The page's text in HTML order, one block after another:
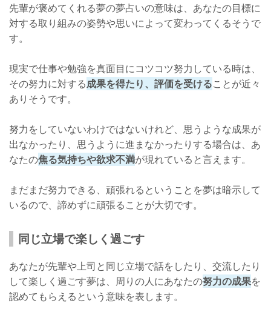
先輩が褒めてくれる夢の夢占いの意味は、あなたの目標に
対する取り組みの姿勢や思いによって変わってくるそうで
す。
現実で仕事や勉強を真面目にコツコツ努力している時は、
その努力に対する成果を得たり、評価を受けることが近々
ありそうです。
努力をしていないわけではないけれど、思うような成果が
出なかったり、思うように進まなかったりする場合は、あ
なたの焦る気持ちや欲求不満が現れていると言えます。
まだまだ努力できる、頑張れるということを夢は暗示して
いるので、諦めずに頑張ることが大切です。
同じ立場で楽しく過ごす
あなたが先輩や上司と同じ立場で話をしたり、交流したり
して楽しく過ごす夢は、周りの人にあなたの努力の成果を
認めてもらえるという意味を表します。